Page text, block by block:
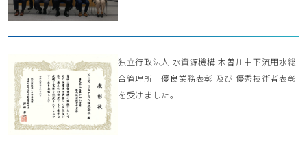
独立行政法人 水資源機構 木曽川中下流用水総
合管理所 優良業務表彰 及び 優秀技術者表彰
を受けました。